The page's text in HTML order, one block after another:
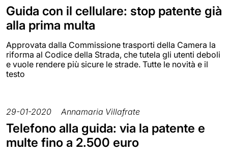
Guida con il cellulare: stop patente già
alla prima multa
Approvata dalla Commissione trasporti della Camera la
riforma al Codice della Strada, che tutela gli utenti deboli
e vuole rendere più sicure le strade. Tutte le novità e il
testo
29-01-2020 Annamaria Villafrate
Telefono alla guida: via la patente e
multe fino a 2.500 euro